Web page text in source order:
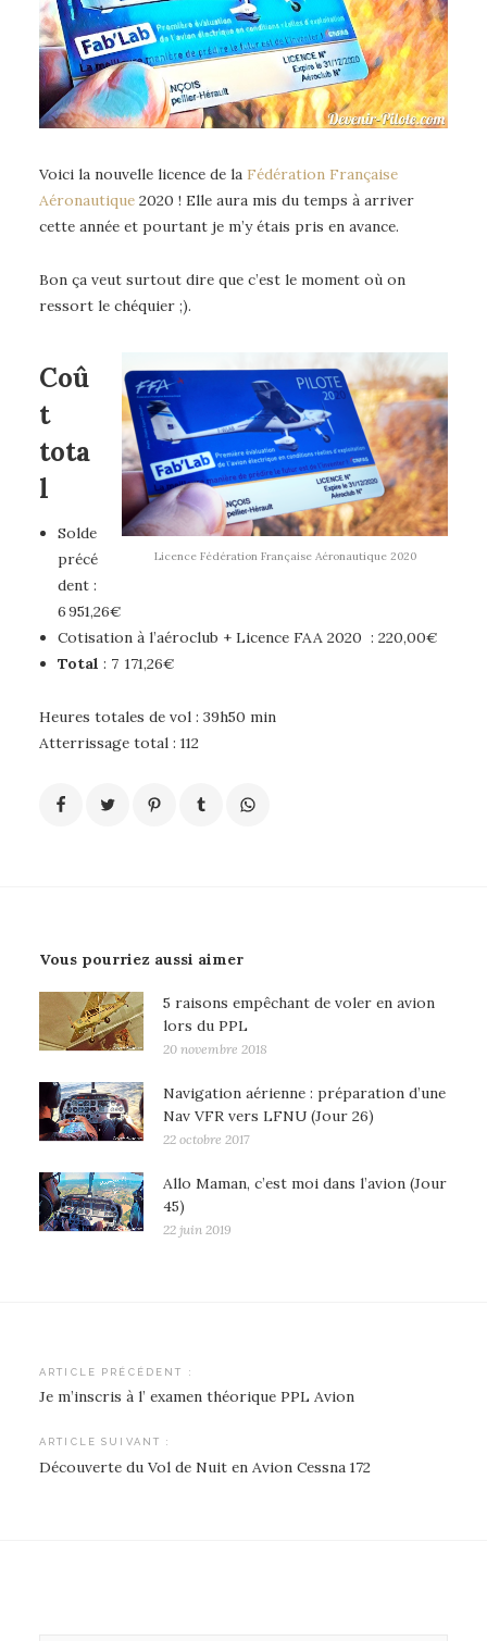
Voici la nouvelle licence de la Fédération Française
Aéronautique 2020 ! Elle aura mis du temps à arriver
cette année et pourtant je m’y étais pris en avance.
Bon ça veut surtout dire que c’est le moment où on
ressort le chéquier ;).
Licence Fédération Française Aéronautique 2020
Coû
t
tota
l
Solde
précé
dent :
6 951,26€
Cotisation à l’aéroclub + Licence FAA 2020 : 220,00€
Total : 7 171,26€
Heures totales de vol : 39h50 min
Atterrissage total : 112
Vous pourriez aussi aimer
5 raisons empêchant de voler en avion
lors du PPL
20 novembre 2018
Navigation aérienne : préparation d’une
Nav VFR vers LFNU (Jour 26)
22 octobre 2017
Allo Maman, c’est moi dans l’avion (Jour
45)
22 juin 2019
Navigation
de
l’article
ARTICLE PRÉCÉDENT :
Je m’inscris à l’ examen théorique PPL Avion
ARTICLE SUIVANT :
Découverte du Vol de Nuit en Avion Cessna 172